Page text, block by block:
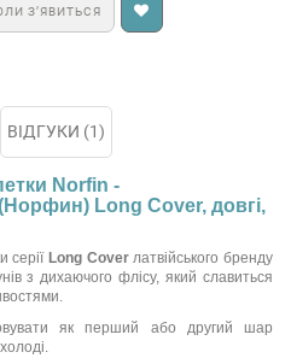
З’ЯВИТЬСЯ
ВІДГУКИ (1)
Norfin -
Long Cover, довгі,
серії Long Coverлатвійського бренду
з дихаючого флісу, який славиться
як перший або другий шар